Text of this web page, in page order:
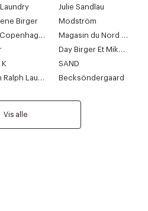
Julie Sandlau
Birger
Modström
Masai Copenhagen
Magasin du Nord Collection
Day Birger Et Mikkelsen
SAND
Lauren Ralph Lauren Becksöndergaard
Vis alle